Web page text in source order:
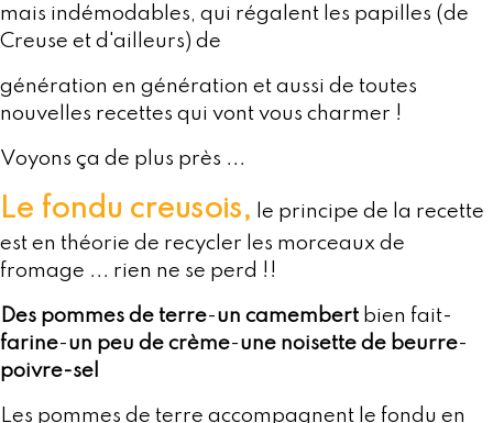
mais indémodables, qui régalent les papilles (de
Creuse et d'ailleurs) de
génération en génération et aussi de toutes
nouvelles recettes qui vont vous charmer !
Voyons ça de plus près ...
Le fondu creusois, le principe de la recette
est en théorie de recycler les morceaux de
fromage ... rien ne se perd !!
Des pommes de terre-un camembert bien fait-
farine-un peu de crème-une noisette de beurre-
poivre-sel
Les pommes de terre accompagnent le fondu en